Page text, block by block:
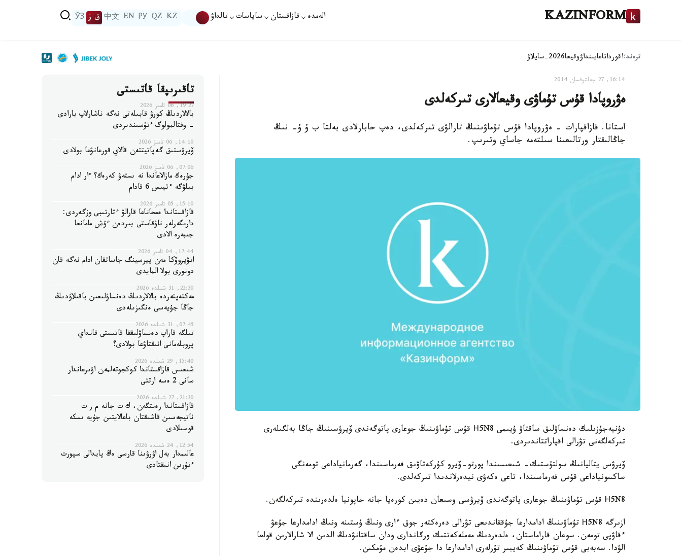
KAZINFORM الەمدە قازاقستان ساياسات تالداۋ KZ
QZ
РУ
EN
中文 ق ز ЎЗ
ترەند:اقورداتاعايىنداۋوقيعا2026-سايلاۋ
16:14, 27 جەلتوقسان 2014
ەۋروپادا قۇس تۇماۋى وقيعالارى تىركەلدى
استانا. قازاقپارات - ەۋروپادا قۇس تۇماۋىنىڭ تارالۋى تىركەلدى، دەپ حابارلادى بەلتا ب ۇ ۇ- نىڭ
جاڭالىقتار ورتالىعىنا سىلتەمە جاساي وتىرىپ.
دۇنيەجۇزىلىك دەنساۋلىق ساقتاۋ ۇيىمى Н5N8 قۇس تۇماۋىنىڭ جوعارى پاتوگەندى ۆيرۋسىنىڭ جاڭا بەلگىلەرى
تىركەلگەنى تۋرالى اقپاراتتاندىردى.
ۆيرۋس يتاليانىڭ سولتۇستىك- شىعىسىندا پورتو-ۆيرو كۇركەتاۋىق فەرماسىندا، گەرمانياداعى تومەنگى
ساكسونياداعى قۇس فەرماسىندا، تاعى ەكەۋى نيدەرلاندىدا تىركەلدى.
Н5N8 قۇس تۇماۋىنىڭ جوعارى پاتوگەندى ۆيرۋسى وسىعان دەيىن كورەيا جانە جاپونيا ەلدەرىندە تىركەلگەن.
ازىرگە Н5N8 تۇماۋىنىڭ ادامدارعا جۇققاندىعى تۋرالى دەرەكتەر جوق ءارى ونىڭ ۇستىنە ونىڭ ادامدارعا جۇعۋ
ءقاۋپى تومەن. سوعان قاراماستان، ەلدەردىڭ مەملەكەتتىك ورگاندارى ودان ساقتانۋدىڭ الدىن الا شارالارىن قولعا
الۋدا. سەبەبى قۇس تۇماۋىنىڭ كەيبىر تۇرلەرى ادامدارعا دا جۇعۋى ابدەن مۇمكىن.
تاقىرىپقا قاتىستى
19:27, 06 تامىز 2026
بالالاردىڭ كورۋ قابىلەتى نەگە ناشارلاپ بارادى
- وفتالمولوگ ءتۇسىندىردى
14:10, 06 تامىز 2026
ۆيرۋستىق گەپاتيتتەن قالاي قورعانۋعا بولادى
07:06, 06 تامىز 2026
جۇرەك مازالاعاندا نە ىستەۋ كەرەك؟ ءار ادام
بىلۋگە ءتيىس 6 قادام
15:10, 05 تامىز 2026
قازاقستاندا ەمحاناعا قارالۋ ءتارتىبى وزگەردى:
دارىگەرلەر ناۋقاستى بىردەن ءۇش مامانعا
جىبەرە الادى
17:44, 04 تامىز 2026
اتۋيروۆكا مەن پيرسينگ جاساتقان ادام نەگە قان
دونورى بولا المايدى
22:30, 31 شىلدە 2026
مەكتەپتەردە بالالاردىڭ دەنساۋلىعىن باقىلاۋدىڭ
جاڭا جۇيەسى ەنگىزىلەدى
07:45, 31 شىلدە 2026
تىلگە قاراپ دەنساۋلىققا قاتىستى قانداي
پروبلەمانى انىقتاۋعا بولادى؟
15:40, 29 شىلدە 2026
شىعىس قازاقستاندا كوكجوتەلمەن اۋىرعاندار
سانى 2 ەسە ارتتى
21:30, 27 شىلدە 2026
قازاقستاندا رەنتگەن، ك ت جانە م ر ت
ناتيجەسىن قاشىقتان باعالايتىن جۇيە ىسكە
قوسىلادى
12:54, 24 شىلدە 2026
عالىمدار بەل اۋرۋىنا قارسى ەڭ پايدالى سپورت
ءتۇرىن انىقتادى